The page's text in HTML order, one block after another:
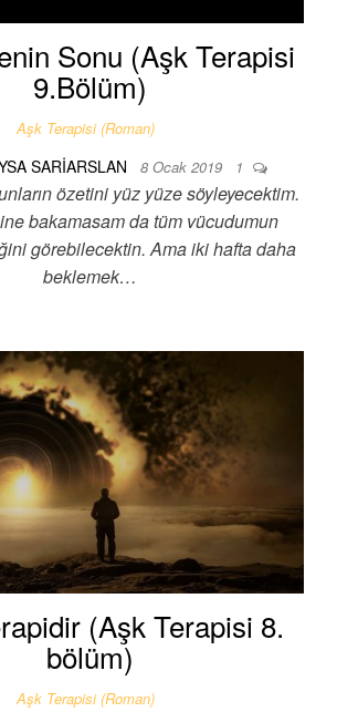
Sonu (Aşk Terapisi
9.Bölüm)
Aşk Terapisi (Roman)
SARIARSLAN 8 Ocak 2019 1
özetini yüz yüze söyleyecektim.
bakamasam da tüm vücudumun
görebilecektin. Ama iki hafta daha
beklemek…
(Aşk Terapisi 8.
bölüm)
Aşk Terapisi (Roman)